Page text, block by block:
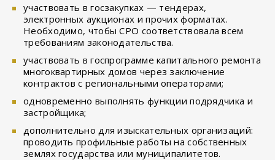
участвовать в госзакупках — тендерах,
электронных аукционах и прочих форматах.
Необходимо, чтобы СРО соответствовала всем
требованиям законодательства.
участвовать в госпрограмме капитального ремонта
многоквартирных домов через заключение
контрактов с региональными операторами;
одновременно выполнять функции подрядчика и
застройщика;
дополнительно для изыскательных организаций:
проводить профильные работы на собственных
землях государства или муниципалитетов.